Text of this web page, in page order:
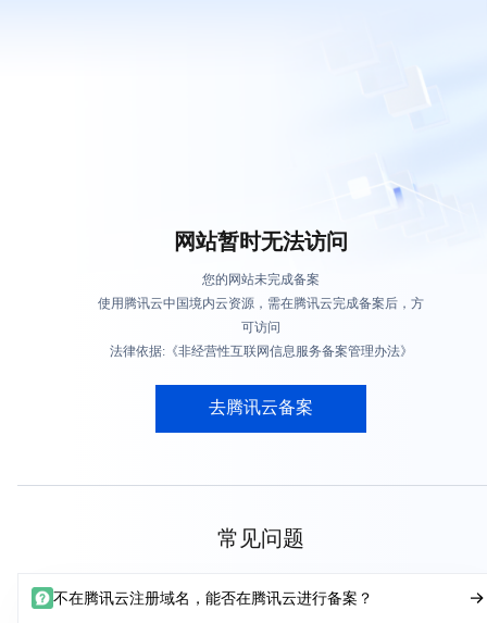
网站暂时无法访问
您的网站未完成备案
使用腾讯云中国境内云资源，需在腾讯云完成备案后，方
可访问
法律依据:《非经营性互联网信息服务备案管理办法》
去腾讯云备案
常见问题
不在腾讯云注册域名，能否在腾讯云进行备案？